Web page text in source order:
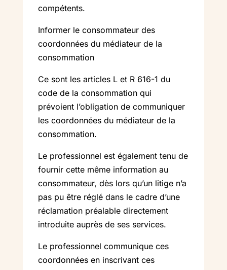
compétents.
Informer le consommateur des
coordonnées du médiateur de la
consommation
Ce sont les articles L et R 616-1 du
code de la consommation qui
prévoient l’obligation de communiquer
les coordonnées du médiateur de la
consommation.
Le professionnel est également tenu de
fournir cette même information au
consommateur, dès lors qu’un litige n’a
pas pu être réglé dans le cadre d’une
réclamation préalable directement
introduite auprès de ses services.
Le professionnel communique ces
coordonnées en inscrivant ces